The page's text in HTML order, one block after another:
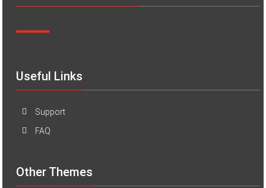
Useful Links
Support
FAQ
Other Themes